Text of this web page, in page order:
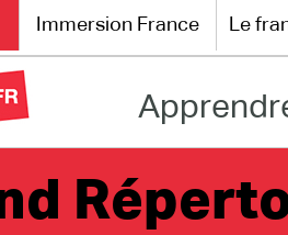
Immersion France Le